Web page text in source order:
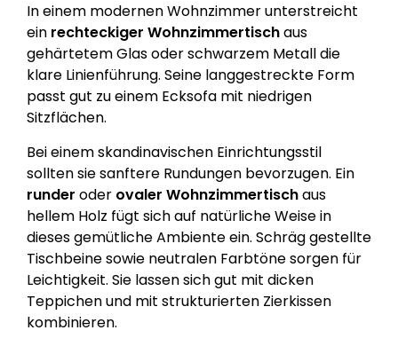
In einem modernen Wohnzimmer unterstreicht
ein rechteckiger Wohnzimmertischaus
gehärtetem Glas oder schwarzem Metall die
klare Linienführung. Seine langgestreckte Form
passt gut zu einem Ecksofa mit niedrigen
Sitzflächen.
Bei einem skandinavischen Einrichtungsstil
sollten sie sanftere Rundungen bevorzugen. Ein
runder oder ovaler Wohnzimmertischaus
hellem Holz fügt sich auf natürliche Weise in
dieses gemütliche Ambiente ein. Schräg gestellte
Tischbeine sowie neutralen Farbtöne sorgen für
Leichtigkeit. Sie lassen sich gut mit dicken
Teppichen und mit strukturierten Zierkissen
kombinieren.